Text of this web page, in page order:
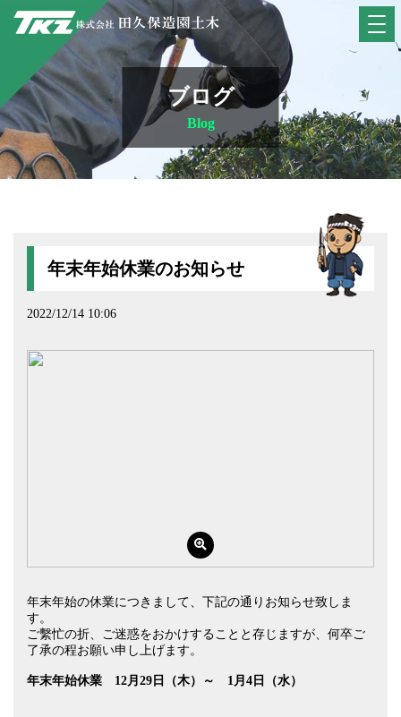
ブログ
Blog
年末年始休業のお知らせ
2022/12/14 10:06
年末年始の休業につきまして、下記の通りお知らせ致しま
す。
ご繫忙の折、ご迷惑をおかけすることと存じますが、何卒ご
了承の程お願い申し上げます。
年末年始休業 12月29日（木）～ 1月4日（水）